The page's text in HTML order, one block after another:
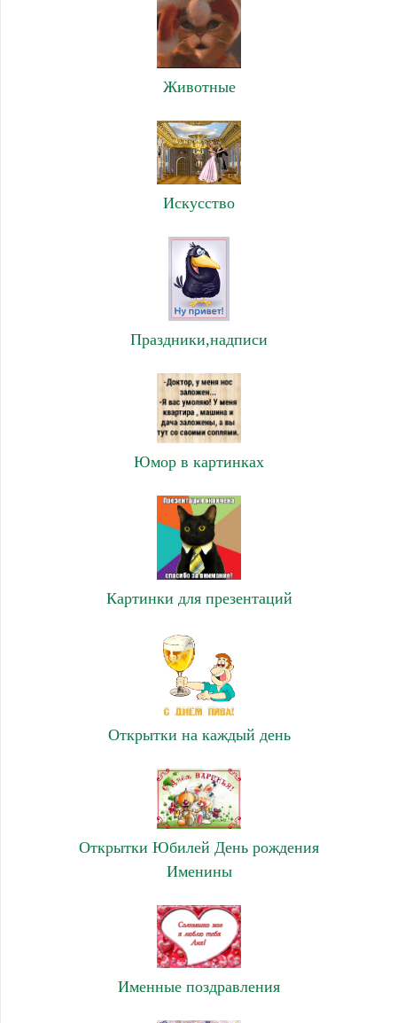
Животные
Искусство
Праздники,надписи
Юмор в картинках
Картинки для презентаций
Открытки на каждый день
Открытки Юбилей День рождения
Именины
Именные поздравления